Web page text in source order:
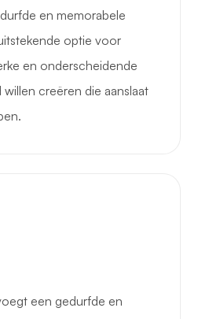
en memorabele
optie voor
en onderscheidende
creëren die aanslaat
een gedurfde en